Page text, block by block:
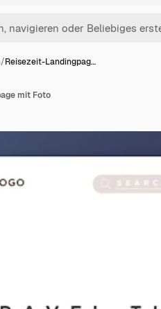
/Reisezeit-Landingpag…
mit Foto